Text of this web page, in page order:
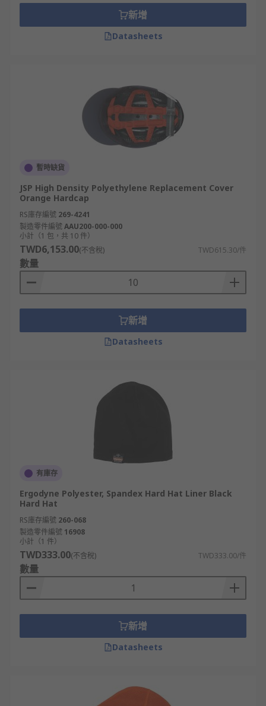
新增
Datasheets
暫時缺貨
JSP High Density Polyethylene Replacement Cover
Orange Hardcap
RS庫存編號 269-4241
製造零件編號AAU200-000-000
小計（1 包，共 10 件）
TWD6,153.00(不含稅) TWD615.30/件
數量
新增
Datasheets
有庫存
Ergodyne Polyester, Spandex Hard Hat Liner Black
Hard Hat
RS庫存編號 260-068
製造零件編號 16908
小計（1 件）
TWD333.00(不含稅) TWD333.00/件
數量
新增
Datasheets